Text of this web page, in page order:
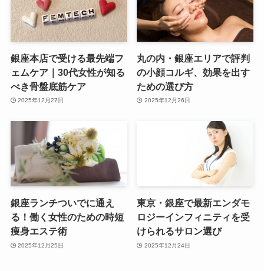
銀座本店で受ける最先端フ
ェムケア｜30代女性が知る
べき骨盤底筋ケア
2025年12月27日
丸の内・銀座エリアで評判
の小顔コルギ、効果を出す
ための選び方
2025年12月26日
銀座ランチついでに通え
る！働く女性のための時短
痩身エステ術
2025年12月25日
東京・銀座で最新エンダモ
ロジーインフィニティを受
けられるサロン選び
2025年12月24日